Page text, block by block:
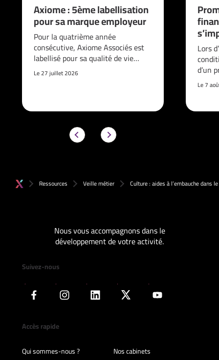
Axiome : 5ème labellisation
pour sa marque employeur
Pour la quatrième année
consécutive, Axiome Associés est
labellisé pour sa qualité de vie…
Le 27 juillet 2026
Lors
d’un
Le 7
Ressources Veille métier Culture : aides à l’embauche dans
Nous vous accompagnons dans le
développement de votre activité.
Suivez-nous
Accès rapide
Qui sommes-nous ?
Nos cabinets